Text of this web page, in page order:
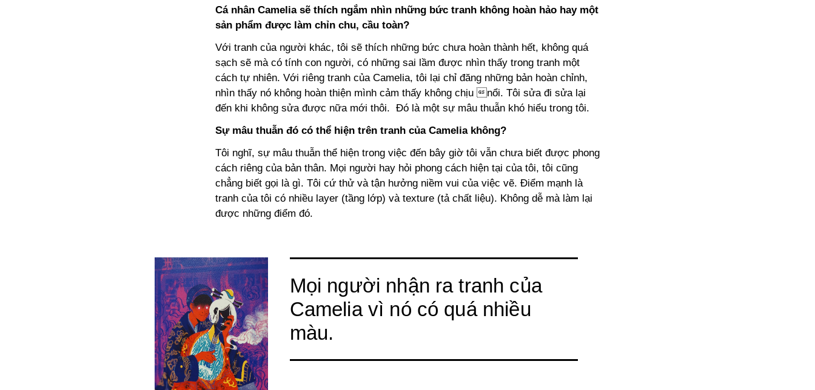
Cá nhân Camelia sẽ thích ngắm nhìn những bức tranh không hoàn hảo hay một
sản phẩm được làm chỉn chu, cầu toàn?
Với tranh của người khác, tôi sẽ thích những bức chưa hoàn thành hết, không quá
sạch sẽ mà có tính con người, có những sai lầm được nhìn thấy trong tranh một
cách tự nhiên. Với riêng tranh của Camelia, tôi lại chỉ đăng những bản hoàn chỉnh,
nhìn thấy nó không hoàn thiện mình cảm thấy không chịu nổi. Tôi sửa đi sửa lại
đến khi không sửa được nữa mới thôi. Đó là một sự mâu thuẫn khó hiểu trong tôi.
Sự mâu thuẫn đó có thể hiện trên tranh của Camelia không?
Tôi nghĩ, sự mâu thuẫn thể hiện trong việc đến bây giờ tôi vẫn chưa biết được phong
cách riêng của bản thân. Mọi người hay hỏi phong cách hiện tại của tôi, tôi cũng
chẳng biết gọi là gì. Tôi cứ thử và tận hưởng niềm vui của việc vẽ. Điểm mạnh là
tranh của tôi có nhiều layer (tầng lớp) và texture (tả chất liệu). Không dễ mà làm lại
được những điểm đó.
Mọi người nhận ra tranh của
Camelia vì nó có quá nhiều
màu.